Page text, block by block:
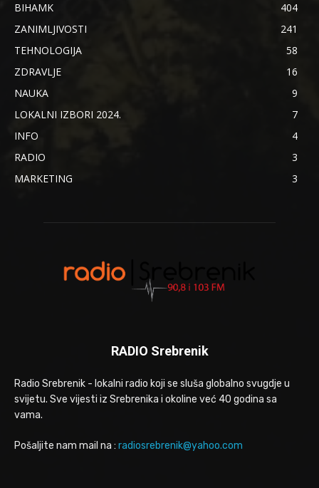
BIHAMK
404
ZANIMLJIVOSTI
241
TEHNOLOGIJA
58
ZDRAVLJE
16
NAUKA
9
LOKALNI IZBORI 2024.
7
INFO
4
RADIO
3
MARKETING
3
RADIO Srebrenik
Radio Srebrenik - lokalni radio koji se sluša globalno svugdje u
svijetu. Sve vijesti iz Srebrenika i okoline već 40 godina sa
vama.
Pošaljite nam mail na : radiosrebrenik@yahoo.com